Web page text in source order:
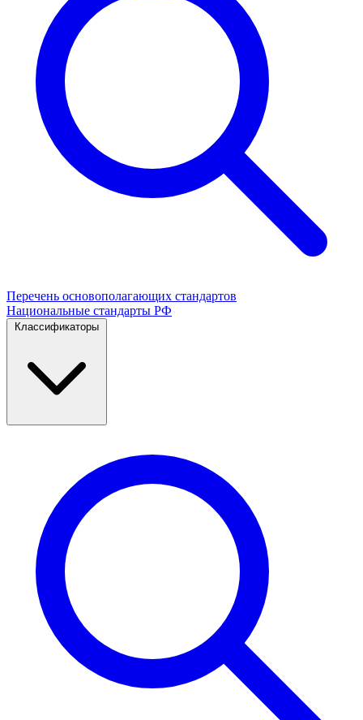
Перечень основополагающих стандартов
Национальные стандарты РФ
Классификаторы